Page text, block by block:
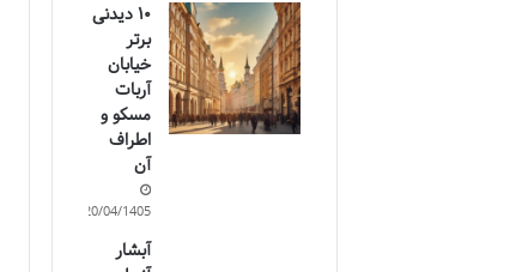
۱۰ دیدنی
برتر
خیابان
آربات
مسکو و
اطراف
آن
20/04/1405
آبشار